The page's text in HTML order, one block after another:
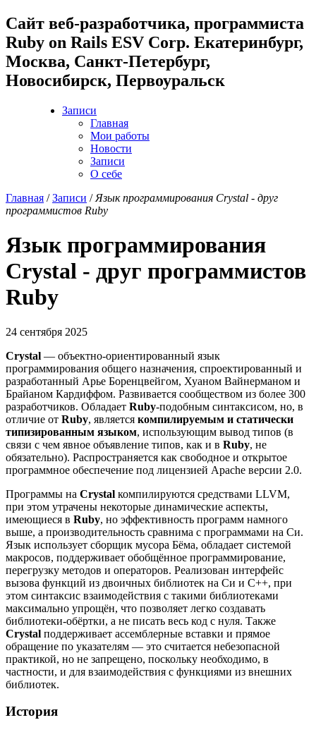
Cайт веб-разработчика, программиста
Ruby on Rails ESV Corp. Екатеринбург,
Москва, Санкт-Петербург,
Новосибирск, Первоуральск
Записи
Главная
Мои работы
Новости
Записи
О себе
Главная /Записи / Язык программирования Crystal - друг
программистов Ruby
Язык программирования
Crystal - друг программистов
Ruby
24 сентября 2025
Crystal — объектно-ориентированный язык
программирования общего назначения, спроектированный и
разработанный Арье Боренцвейгом, Хуаном Вайнерманом и
Брайаном Кардиффом. Развивается сообществом из более 300
разработчиков. Обладает Ruby-подобным синтаксисом, но, в
отличие от Ruby, является компилируемым и статически
типизированным языком, использующим вывод типов (в
связи с чем явное объявление типов, как и в Ruby, не
обязательно). Распространяется как свободное и открытое
программное обеспечение под лицензией Apache версии 2.0.
Программы на Crystal компилируются средствами LLVM,
при этом утрачены некоторые динамические аспекты,
имеющиеся в Ruby, но эффективность программ намного
выше, а производительность сравнима с программами на Си.
Язык использует сборщик мусора Бёма, обладает системой
макросов, поддерживает обобщённое программирование,
перегрузку методов и операторов. Реализован интерфейс
вызова функций из двоичных библиотек на Си и C++, при
этом синтаксис взаимодействия с такими библиотеками
максимально упрощён, что позволяет легко создавать
библиотеки-обёртки, а не писать весь код с нуля. Также
Crystal поддерживает ассемблерные вставки и прямое
обращение по указателям — это считается небезопасной
практикой, но не запрещено, поскольку необходимо, в
частности, и для взаимодействия с функциями из внешних
библиотек.
История